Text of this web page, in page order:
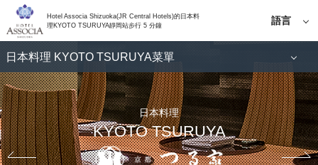
Hotel Associa Shizuoka(JR Central Hotels)的日本料
理KYOTO TSURUYA靜岡站步行 5 分鐘
語言
日語
English
簡體中
文
한국어
繁體中
文
日本料理 KYOTO TSURUYA菜單
商店信息
日本料理
KYOTO TSURUYA